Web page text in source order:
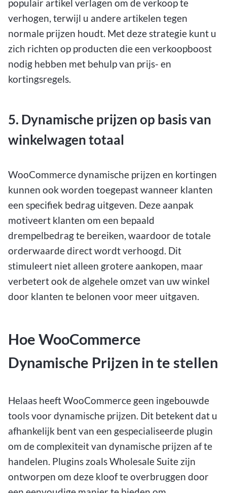
populair artikel verlagen om de verkoop te
verhogen, terwijl u andere artikelen tegen
normale prijzen houdt. Met deze strategie kunt u
zich richten op producten die een verkoopboost
nodig hebben met behulp van prijs- en
kortingsregels.
5. Dynamische prijzen op basis van
winkelwagen totaal
WooCommerce dynamische prijzen en kortingen
kunnen ook worden toegepast wanneer klanten
een specifiek bedrag uitgeven. Deze aanpak
motiveert klanten om een bepaald
drempelbedrag te bereiken, waardoor de totale
orderwaarde direct wordt verhoogd. Dit
stimuleert niet alleen grotere aankopen, maar
verbetert ook de algehele omzet van uw winkel
door klanten te belonen voor meer uitgaven.
Hoe WooCommerce
Dynamische Prijzen in te stellen
Helaas heeft WooCommerce geen ingebouwde
tools voor dynamische prijzen. Dit betekent dat u
afhankelijk bent van een gespecialiseerde plugin
om de complexiteit van dynamische prijzen af te
handelen. Plugins zoals Wholesale Suite zijn
ontworpen om deze kloof te overbruggen door